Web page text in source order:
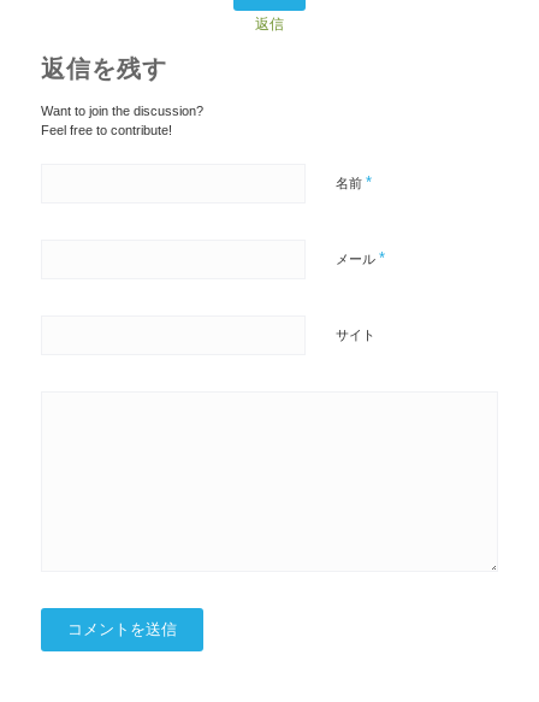
返信
返信を残す
Want to join the discussion?
Feel free to contribute!
名前 *
メール *
サイト